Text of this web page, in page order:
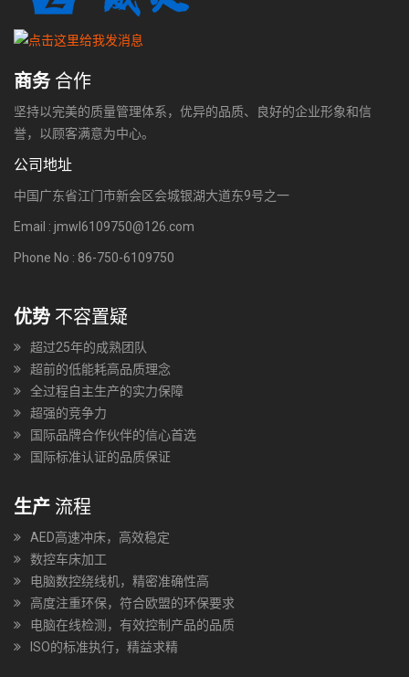
商务合作
坚持以完美的质量管理体系，优异的品质、良好的企业形象和信
誉，以顾客满意为中心。
公司地址
中国广东省江门市新会区会城银湖大道东9号之一
Email : jmwl6109750@126.com
Phone No : 86-750-6109750
优势 不容置疑
超过25年的成熟团队
超前的低能耗高品质理念
全过程自主生产的实力保障
超强的竞争力
国际品牌合作伙伴的信心首选
国际标准认证的品质保证
生产 流程
AED高速冲床，高效稳定
数控车床加工
电脑数控绕线机，精密准确性高
高度注重环保，符合欧盟的环保要求
电脑在线检测，有效控制产品的品质
ISO的标准执行，精益求精